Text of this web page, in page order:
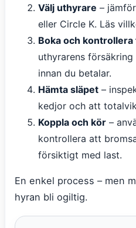
Välj uthyrare –
eller Circle K. Läs
Boka och
uthyrarens
innan du betalar.
Hämta släpet –
kedjor och att
Koppla och kör –
kontrollera att
försiktigt med last.
En enkel process – men
hyran bli ogiltig.